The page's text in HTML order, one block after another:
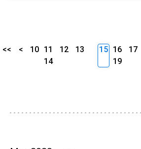
<< < 10 11 12
13
14
15 16 17
19